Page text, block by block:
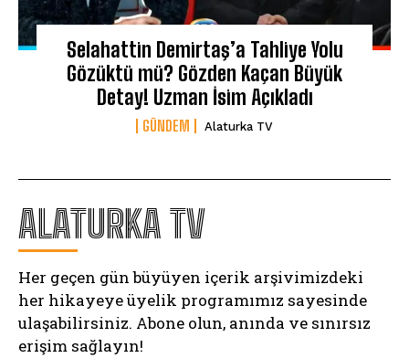
Selahattin Demirtaş’a Tahliye Yolu
Gözüktü mü? Gözden Kaçan Büyük
Detay! Uzman İsim Açıkladı
GÜNDEM Alaturka TV
ALATURKA TV
Her geçen gün büyüyen içerik arşivimizdeki
her hikayeye üyelik programımız sayesinde
ulaşabilirsiniz. Abone olun, anında ve sınırsız
erişim sağlayın!